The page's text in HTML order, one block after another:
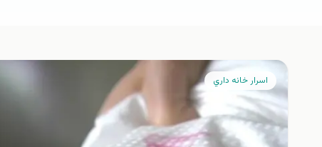
اسرار خانه داري